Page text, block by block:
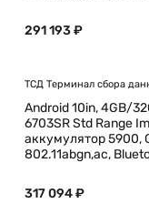
291 193 ₽
ТСД Терминал сбора
Android 10in, 4GB/
6703SR Std Range
аккумулятор 5900,
802.11abgn,ac,
317 094 ₽